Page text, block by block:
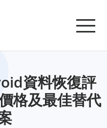
資料恢復評
格及最佳替代